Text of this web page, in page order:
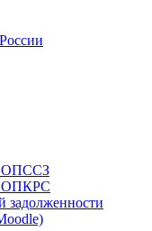
ОПССЗ
ОПКРС
задолженности